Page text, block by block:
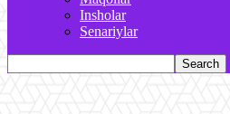
Insholar
Senariylar